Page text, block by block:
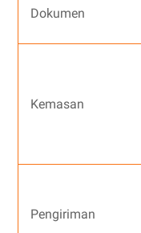
Dokumen
Kemasan
Pengiriman